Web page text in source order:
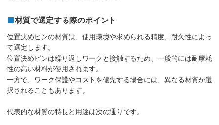
材質で選定する際のポイント
位置決めピンの材質は、使用環境や求められる精度、耐久性によっ
て選定します。
位置決めピンは繰り返しワークと接触するため、一般的には耐摩耗
性の高い材料が使用されます。
一方で、ワーク保護やコストを優先する場合には、異なる材質が選
択されることもあります。
代表的な材質の特長と用途は次の通りです。